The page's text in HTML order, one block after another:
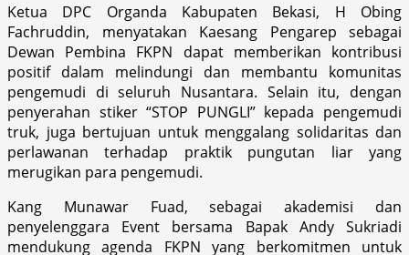
Ketua DPC Organda Kabupaten Bekasi, H Obing
Fachruddin, menyatakan Kaesang Pengarep sebagai
Dewan Pembina FKPN dapat memberikan kontribusi
positif dalam melindungi dan membantu komunitas
pengemudi di seluruh Nusantara. Selain itu, dengan
penyerahan stiker “STOP PUNGLI” kepada pengemudi
truk, juga bertujuan untuk menggalang solidaritas dan
perlawanan terhadap praktik pungutan liar yang
merugikan para pengemudi.
Kang Munawar Fuad, sebagai akademisi dan
penyelenggara Event bersama Bapak Andy Sukriadi
mendukung agenda FKPN yang berkomitmen untuk